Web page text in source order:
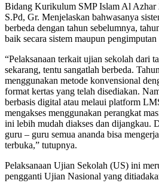
Bidang Kurikulum SMP Islam Al Azhar
S.Pd, Gr. Menjelaskan bahwasanya
berbeda dengan tahun sebelumnya,
baik secara sistem maupun
“Pelaksanaan terkait ujian sekolah dari
sekarang, tentu sangatlah berbeda.
menggunakan metode konvensional
format kertas yang telah disediakan.
berbasis digital atau melaui platform
mengakses menggunakan perangkat
ini lebih mudah diakses dan dijangkau.
guru – guru semua ananda bisa
terbuka,” tutupnya.
Pelaksanaan Ujian Sekolah (US) ini
pengganti Ujian Nasional yang